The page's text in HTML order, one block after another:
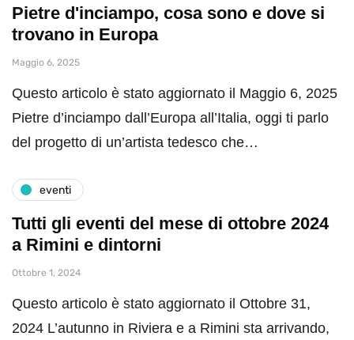
Pietre d'inciampo, cosa sono e dove si
trovano in Europa
Maggio 6, 2025
Questo articolo è stato aggiornato il Maggio 6, 2025
Pietre d’inciampo dall’Europa all’Italia, oggi ti parlo
del progetto di un’artista tedesco che…
eventi
Tutti gli eventi del mese di ottobre 2024
a Rimini e dintorni
Ottobre 1, 2024
Questo articolo è stato aggiornato il Ottobre 31,
2024 L’autunno in Riviera e a Rimini sta arrivando,